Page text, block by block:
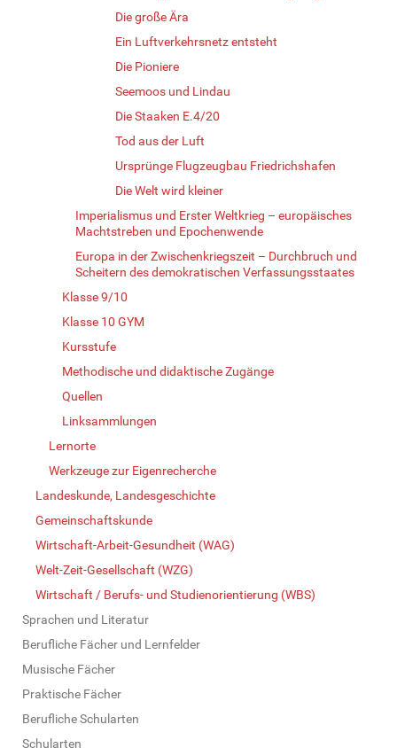
Die große Ära
Ein Luftverkehrsnetz entsteht
Die Pioniere
Seemoos und Lindau
Die Staaken E.4/20
Tod aus der Luft
Ursprünge Flugzeugbau Friedrichshafen
Die Welt wird kleiner
Imperialismus und Erster Weltkrieg – europäisches
Machtstreben und Epochenwende
Europa in der Zwischenkriegszeit – Durchbruch und
Scheitern des demokratischen Verfassungsstaates
Klasse 9/10
Klasse 10 GYM
Kursstufe
Methodische und didaktische Zugänge
Quellen
Linksammlungen
Lernorte
Werkzeuge zur Eigenrecherche
Landeskunde, Landesgeschichte
Gemeinschaftskunde
Wirtschaft-Arbeit-Gesundheit (WAG)
Welt-Zeit-Gesellschaft (WZG)
Wirtschaft / Berufs- und Studienorientierung (WBS)
Sprachen und Literatur
Berufliche Fächer und Lernfelder
Musische Fächer
Praktische Fächer
Berufliche Schularten
Schularten